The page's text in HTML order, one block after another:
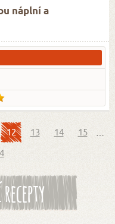
náplní a
12 13 14 15